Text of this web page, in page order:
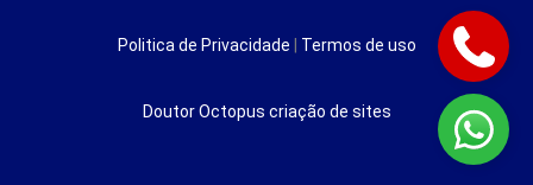
Politica de Privacidade Termos de uso
Doutor Octopus criação de sites